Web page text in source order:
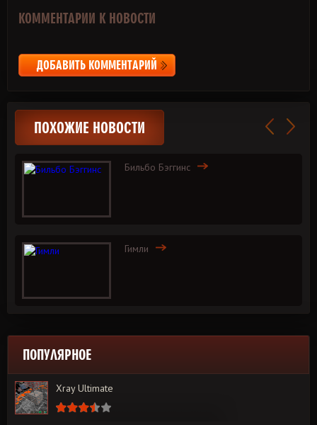
КОММЕНТАРИИ К НОВОСТИ
ДОБАВИТЬ КОММЕНТАРИЙ
ПОХОЖИЕ НОВОСТИ
Бильбо Бэггинс
Гимли
ПОПУЛЯРНОЕ
Xray Ultimate